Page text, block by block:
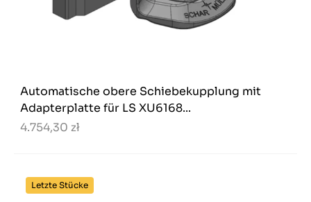
Automatische obere Schiebekupplung mit
Adapterplatte für LS XU6168...
4.754,30 zł
Letzte Stücke